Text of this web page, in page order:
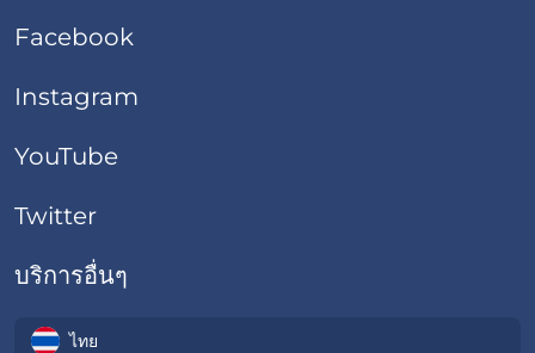
Facebook
Instagram
YouTube
Twitter
บริการอื่นๆ
ไทย